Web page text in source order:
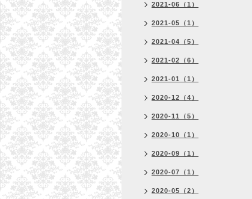
2021-06（1）
2021-05（1）
2021-04（5）
2021-02（6）
2021-01（1）
2020-12（4）
2020-11（5）
2020-10（1）
2020-09（1）
2020-07（1）
2020-05（2）